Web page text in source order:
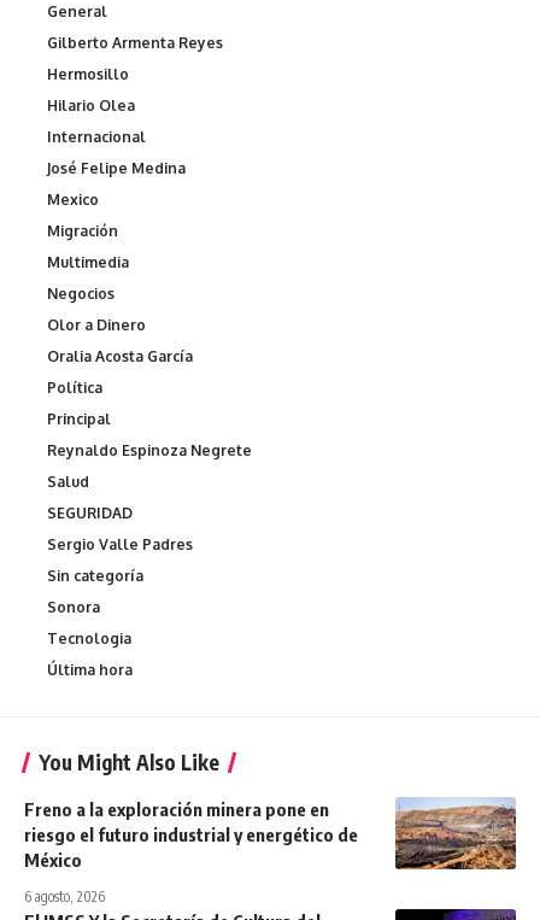
General
Gilberto Armenta Reyes
Hermosillo
Hilario Olea
Internacional
José Felipe Medina
Mexico
Migración
Multimedia
Negocios
Olor a Dinero
Oralia Acosta García
Política
Principal
Reynaldo Espinoza Negrete
Salud
SEGURIDAD
Sergio Valle Padres
Sin categoría
Sonora
Tecnologia
Última hora
You Might Also Like
Freno a la exploración minera pone en
riesgo el futuro industrial y energético de
México
6 agosto, 2026